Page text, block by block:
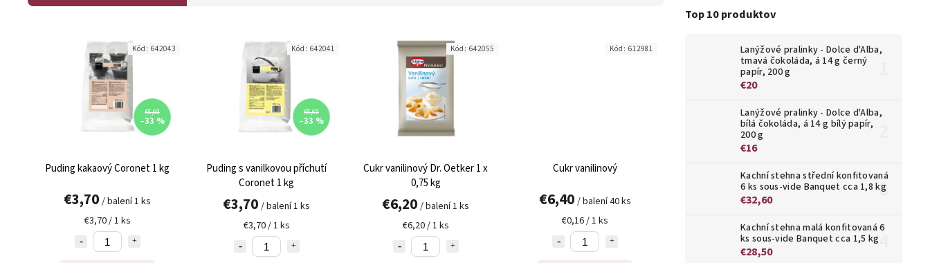
Top 10 produktov
Lanýžové pralinky - Dolce d'Alba,
tmavá čokoláda, á 14 g černý
papír, 200 g
€20
Lanýžové pralinky - Dolce d'Alba,
bílá čokoláda, á 14 g bílý papír,
200 g
€16
Kachní stehna střední konfitovaná
6 ks sous-vide Banquet cca 1,8 kg
€32,60
Kachní stehna malá konfitovaná 6
ks sous-vide Banquet cca 1,5 kg
€28,50
€5,60
–33 %
Puding kakaový Coronet 1 kg
€3,70 / balení 1 ks
€3,70 / 1 ks
Kód: 642043
€5,60
–33 %
Puding s vanilkovou příchutí
Coronet 1 kg
€3,70 / balení 1 ks
€3,70 / 1 ks
Kód: 642041
Cukr vanilinový Dr. Oetker 1 x
0,75 kg
€6,20 / balení 1 ks
€6,20 / 1 ks
Kód: 642055
Cukr vanilinový
€6,40 / balení 40 ks
€0,16 / 1 ks
Kód: 612981